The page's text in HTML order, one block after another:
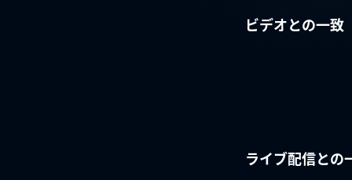
ビデオとの一致
ライブ配信との